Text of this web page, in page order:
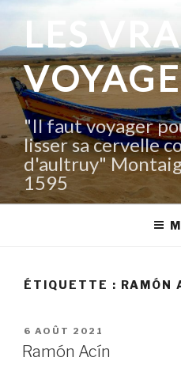
contenu
principal
LES
"Il faut voyager
lisser sa cervelle
d'aultruy"
1595
ÉTIQUETTE : RAMÓN
PUBLIÉ
LE
6 AOÛT 2021
Ramón Acín